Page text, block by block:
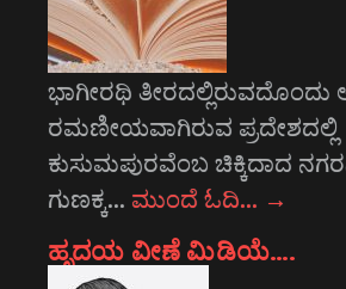
ಭಾಗೀರಥಿ ತೀರದಲ್ಲಿರುವದೊಂದು
ರಮಣೀಯವಾಗಿರುವ ಪ್ರದೇಶದಲ್ಲಿ
ಕುಸುಮಪುರವೆಂಬ ಚಿಕ್ಕಿದಾದ
ಗುಣಕ್ಕ… ಮುಂದೆ ಓದಿ… →
ಹೃದಯ ವೀಣೆ ಮಿಡಿಯೆ….